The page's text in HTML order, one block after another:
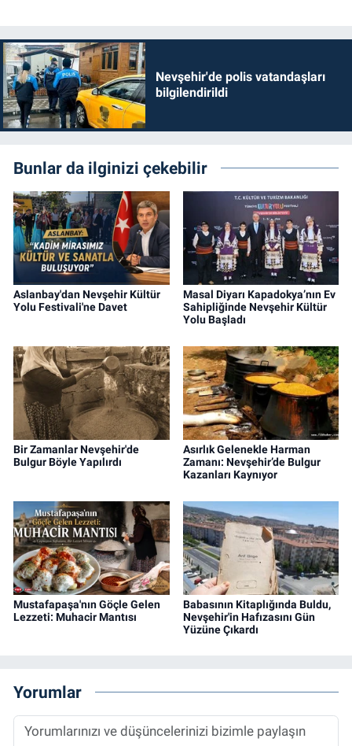
Nevşehir'de polis vatandaşları
bilgilendirildi
Bunlar da ilginizi çekebilir
Aslanbay'dan Nevşehir Kültür
Yolu Festivali'ne Davet
Masal Diyarı Kapadokya’nın Ev
Sahipliğinde Nevşehir Kültür
Yolu Başladı
Bir Zamanlar Nevşehir'de
Bulgur Böyle Yapılırdı
Asırlık Gelenekle Harman
Zamanı: Nevşehir’de Bulgur
Kazanları Kaynıyor
Mustafapaşa'nın Göçle Gelen
Lezzeti: Muhacir Mantısı
Babasının Kitaplığında Buldu,
Nevşehir'in Hafızasını Gün
Yüzüne Çıkardı
Yorumlar